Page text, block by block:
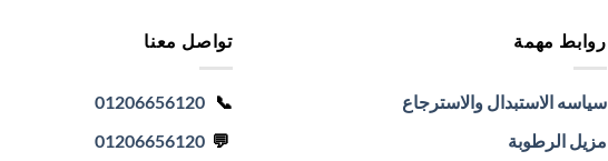
روابط مهمة
سياسه الاستبدال والاسترجاع
مزيل الرطوبة
تواصل معنا
📞
01206656120
💬
01206656120